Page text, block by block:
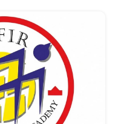
گزارش‌های آماری
مصاحبه شغلی
معرفی شرکت ها
معرفی متخصصان منابع انسانی